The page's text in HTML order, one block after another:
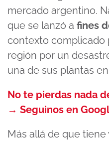
mercado argentino.
que se lanzó a fines
contexto complicado
región por un
una de sus plantas
No te pierdas nada
→ Seguinos en
Más allá de que